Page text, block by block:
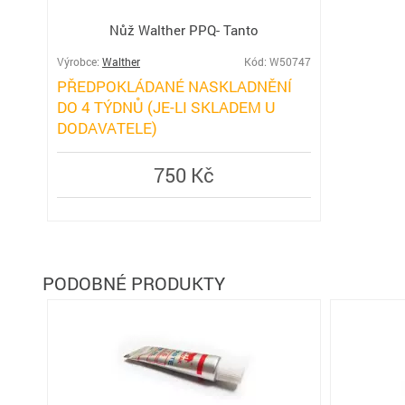
Nůž Walther PPQ- Tanto
Výrobce: Walther Kód: W50747
PŘEDPOKLÁDANÉ NASKLADNĚNÍ
DO 4 TÝDNŮ (JE-LI SKLADEM U
DODAVATELE)
750 Kč
PODOBNÉ PRODUKTY